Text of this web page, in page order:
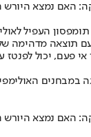
האם נמצא היורש
פעם, יכול לפנטז
במבחנים
האם נמצא היורש